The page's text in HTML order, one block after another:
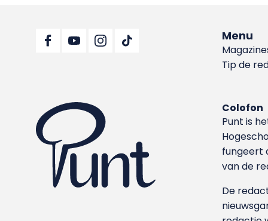
Menu
Tip de
Colofon
Punt is
fungeert
van de
De